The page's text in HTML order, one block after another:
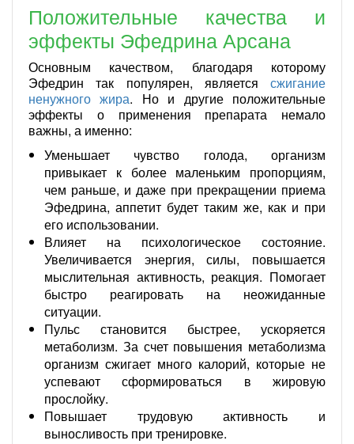
Положительные качества и
эффекты Эфедрина Арсана
Основным качеством, благодаря которому
Эфедрин так популярен, является сжигание
ненужного жира. Но и другие положительные
эффекты о применения препарата немало
важны, а именно:
Уменьшает чувство голода, организм
привыкает к более маленьким пропорциям,
чем раньше, и даже при прекращении приема
Эфедрина, аппетит будет таким же, как и при
его использовании.
Влияет на психологическое состояние.
Увеличивается энергия, силы, повышается
мыслительная активность, реакция. Помогает
быстро реагировать на неожиданные
ситуации.
Пульс становится быстрее, ускоряется
метаболизм. За счет повышения метаболизма
организм сжигает много калорий, которые не
успевают сформироваться в жировую
прослойку.
Повышает трудовую активность и
выносливость при тренировке.